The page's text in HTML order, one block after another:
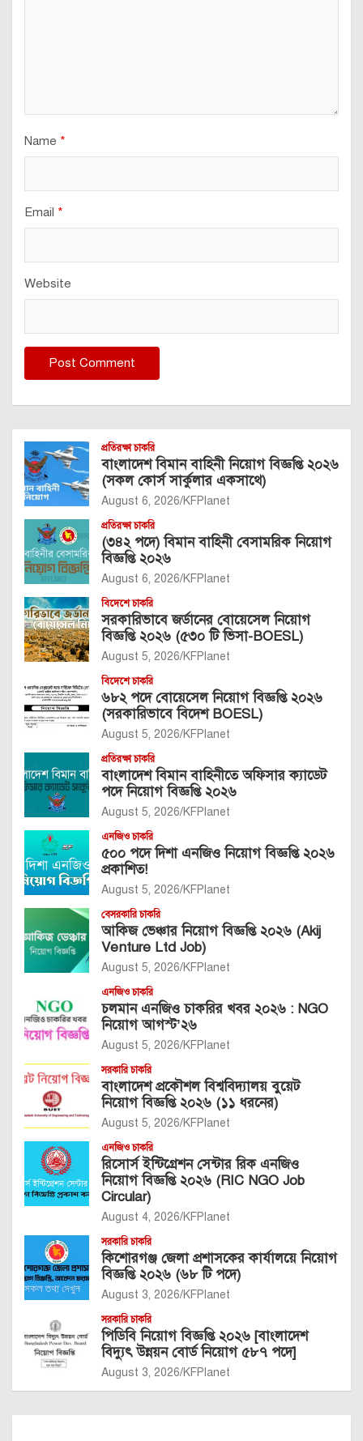
Name *
Email *
Website
প্রতিরক্ষা চাকরি
বাংলাদেশ বিমান বাহিনী নিয়োগ বিজ্ঞপ্তি ২০২৬
(সকল কোর্স সার্কুলার একসাথে)
August 6, 2026 KFPlanet
প্রতিরক্ষা চাকরি
(৩৪২ পদে) বিমান বাহিনী বেসামরিক নিয়োগ
বিজ্ঞপ্তি ২০২৬
August 6, 2026 KFPlanet
বিদেশে চাকরি
সরকারিভাবে জর্ডানের বোয়েসেল নিয়োগ
বিজ্ঞপ্তি ২০২৬ (৫৩০ টি ভিসা-BOESL)
August 5, 2026 KFPlanet
বিদেশে চাকরি
৬৮২ পদে বোয়েসেল নিয়োগ বিজ্ঞপ্তি ২০২৬
(সরকারিভাবে বিদেশ BOESL)
August 5, 2026 KFPlanet
প্রতিরক্ষা চাকরি
বাংলাদেশ বিমান বাহিনীতে অফিসার ক্যাডেট
পদে নিয়োগ বিজ্ঞপ্তি ২০২৬
August 5, 2026 KFPlanet
এনজিও চাকরি
৫০০ পদে দিশা এনজিও নিয়োগ বিজ্ঞপ্তি ২০২৬
প্রকাশিত!
August 5, 2026 KFPlanet
বেসরকারি চাকরি
আকিজ ভেঞ্চার নিয়োগ বিজ্ঞপ্তি ২০২৬ (Akij
Venture Ltd Job)
August 5, 2026 KFPlanet
এনজিও চাকরি
চলমান এনজিও চাকরির খবর ২০২৬ : NGO
নিয়োগ আগস্ট’২৬
August 5, 2026 KFPlanet
সরকারি চাকরি
বাংলাদেশ প্রকৌশল বিশ্ববিদ্যালয় বুয়েট
নিয়োগ বিজ্ঞপ্তি ২০২৬ (১১ ধরনের)
August 5, 2026 KFPlanet
এনজিও চাকরি
রিসোর্স ইন্টিগ্রেশন সেন্টার রিক এনজিও
নিয়োগ বিজ্ঞপ্তি ২০২৬ (RIC NGO Job
Circular)
August 4, 2026 KFPlanet
সরকারি চাকরি
কিশোরগঞ্জ জেলা প্রশাসকের কার্যালয়ে নিয়োগ
বিজ্ঞপ্তি ২০২৬ (৬৮ টি পদে)
August 3, 2026 KFPlanet
সরকারি চাকরি
পিডিবি নিয়োগ বিজ্ঞপ্তি ২০২৬ [বাংলাদেশ
বিদ্যুৎ উন্নয়ন বোর্ড নিয়োগ ৫৮৭ পদে]
August 3, 2026 KFPlanet